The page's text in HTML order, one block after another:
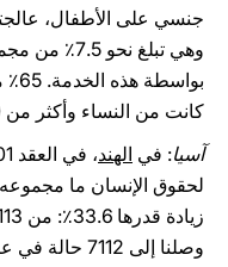
وهي تبلغ
كانت من النساء وأكثر من 40٪ منهنّ دون سنّ 11 سنة.
آسيا: في الهند
وصلنا إلى 7112 حالة في عام 2011.